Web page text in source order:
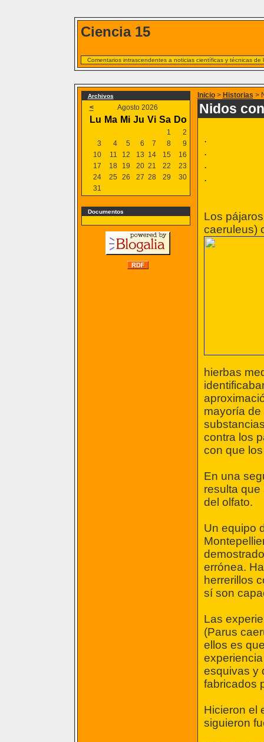
Ciencia 15
Comentarios intrascendentes a noticias científicas y técnicas de
Archivos
< Agosto 2026
Lu Ma Mi Ju Vi Sa Do
1
2
3
4 5 6 7 8
9
10
11 12 13 14 15
16
17
18 19 20 21 22
23
24
25 26 27 28 29
30
31
Documentos
Inicio> Historias >
Nidos
.
.
.
.
Los
caeruleus)
hierbas
mayoría
contra los
con que
En una
resulta
del olfato.
Un equipo
errónea.
herrerillos
sí son
Las
(Parus
ellos es
esquivas y
fabricados
Hicieron el
siguieron